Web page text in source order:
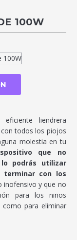
100W
liendrera
todos los piojos
molestia en tu
que no
podrás utilizar
terminar con los
inofensivo y que no
para los niños
para eliminar